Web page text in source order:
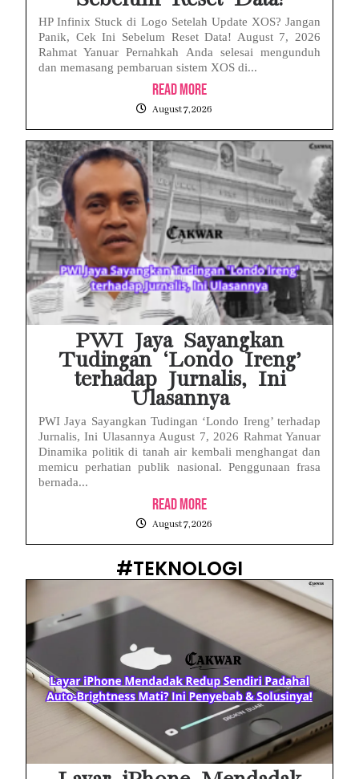
HP Infinix Stuck di Logo Setelah Update XOS? Jangan
Panik, Cek Ini Sebelum Reset Data! August 7, 2026
Rahmat Yanuar Pernahkah Anda selesai mengunduh
dan memasang pembaruan sistem XOS di...
Read More
August 7, 2026
PWI Jaya Sayangkan
Tudingan ‘Londo Ireng’
terhadap Jurnalis, Ini
Ulasannya
PWI Jaya Sayangkan Tudingan ‘Londo Ireng’ terhadap
Jurnalis, Ini Ulasannya August 7, 2026 Rahmat Yanuar
Dinamika politik di tanah air kembali menghangat dan
memicu perhatian publik nasional. Penggunaan frasa
bernada...
Read More
August 7, 2026
#TEKNOLOGI